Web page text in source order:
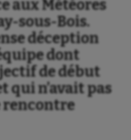
aux Météores
sous-Bois.
déception
dont
de début
qui n’avait pas
rencontre